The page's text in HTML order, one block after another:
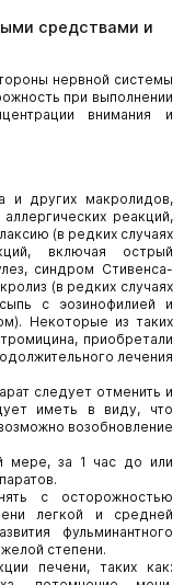
средствами и
нервной системы
при выполнении
внимания и
и других макролидов,
реакций,
(в редких случаях
включая острый
синдром Стивенса-
(в редких случаях
с эозинофилией и
Некоторые из таких
приобретали
лечения
следует отменить и
иметь в виду, что
возобновление
мере, за 1 час до или
с осторожностью
легкой и средней
фульминантного
степени.
печени, таких как: